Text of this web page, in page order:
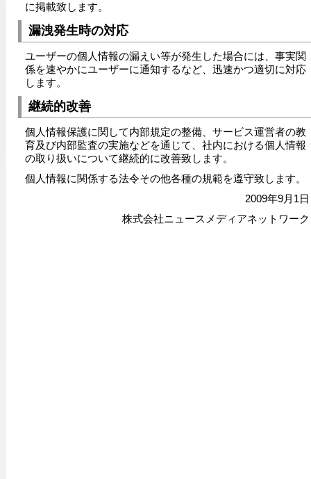
に掲載致します。
漏洩発生時の対応
ユーザーの個人情報の漏えい等が発生した場合には、事実関
係を速やかにユーザーに通知するなど、迅速かつ適切に対応
します。
継続的改善
個人情報保護に関して内部規定の整備、サービス運営者の教
育及び内部監査の実施などを通じて、社内における個人情報
の取り扱いについて継続的に改善致します。
個人情報に関係する法令その他各種の規範を遵守致します。
2009年9月1日
株式会社ニュースメディアネットワーク